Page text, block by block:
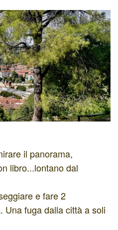
il panorama,
libro...lontano dal
e fare 2
Una fuga dalla città a soli